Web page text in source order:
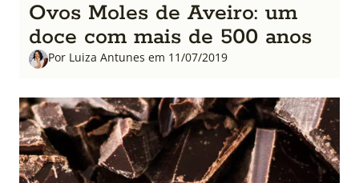
Ovos Moles de Aveiro: um
doce com mais de 500 anos
Por Luiza Antunes em 11/07/2019